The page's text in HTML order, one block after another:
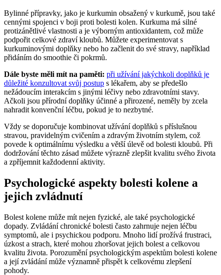
Bylinné přípravky, jako je kurkumin obsažený v kurkumě, jsou také
cennými spojenci v boji proti bolesti kolen. Kurkuma má silné
protizánětlivé vlastnosti a je výborným antioxidantem, což může
podpořit celkové zdraví kloubů. Můžete experimentovat s
kurkuminovými doplňky nebo ho začlenit do své stravy, například
přidáním do smoothie či pokrmů.
Dále byste měli mít na paměti: při užívání jakýchkoli doplňků je
důležité konzultovat svůj postup s lékařem, aby se předešlo
nežádoucím interakcím s jinými léčivy nebo zdravotními stavy.
Ačkoli jsou přírodní doplňky účinné a přirozené, neměly by zcela
nahradit konvenční léčbu, pokud je to nezbytné.
Vždy se doporučuje kombinovat užívání doplňků s příslušnou
stravou, pravidelným cvičením a zdravým životním stylem, což
povede k optimálnímu výsledku a větší úlevě od bolesti kloubů. Při
dodržování těchto zásad můžete výrazně zlepšit kvalitu svého života
a zpříjemnit každodenní aktivity.
Psychologické aspekty bolesti kolene a
jejich zvládnutí
Bolest kolene může mít nejen fyzické, ale také psychologické
dopady. Zvládání chronické bolesti často zahrnuje nejen léčbu
symptomů, ale i psychickou podporu. Mnoho lidí prožívá frustraci,
úzkost a strach, které mohou zhoršovat jejich bolest a celkovou
kvalitu života. Porozumění psychologickým aspektům bolesti kolene
a její zvládání může významně přispět k celkovému zlepšení
pohody.